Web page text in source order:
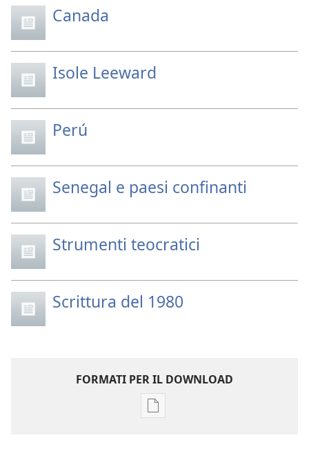
Canada
Isole Leeward
Perú
Senegal e paesi confinanti
Strumenti teocratici
Scrittura del 1980
FORMATI PER IL DOWNLOAD
Opzioni